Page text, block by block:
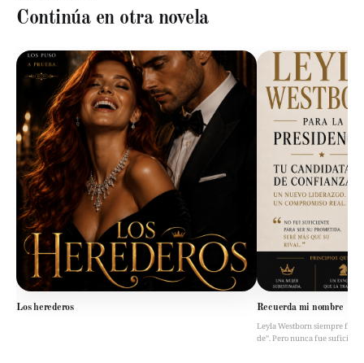
Continúa en otra novela
Los herederos Recuerda mi nombre
Leyla Westborn siempre fue
de”. Pero nunca fue